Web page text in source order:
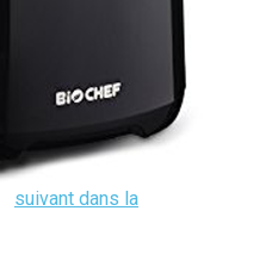
suivant dans la